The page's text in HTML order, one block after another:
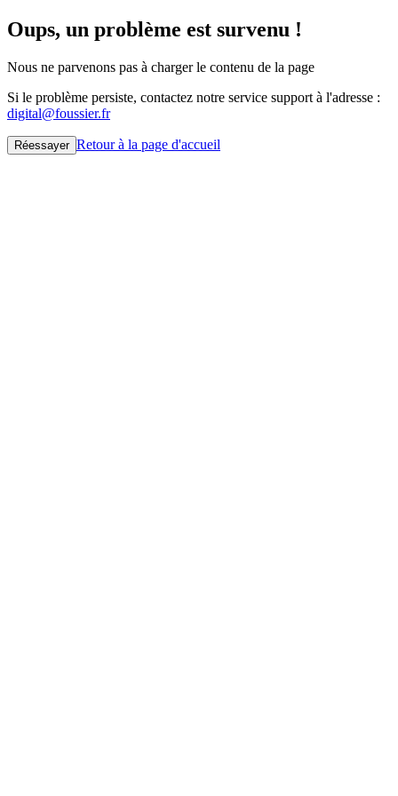
Oups, un problème est survenu !
Nous ne parvenons pas à charger le contenu de la page
Si le problème persiste, contactez notre service support à l'adresse :
digital@foussier.fr
Réessayer Retour à la page d'accueil